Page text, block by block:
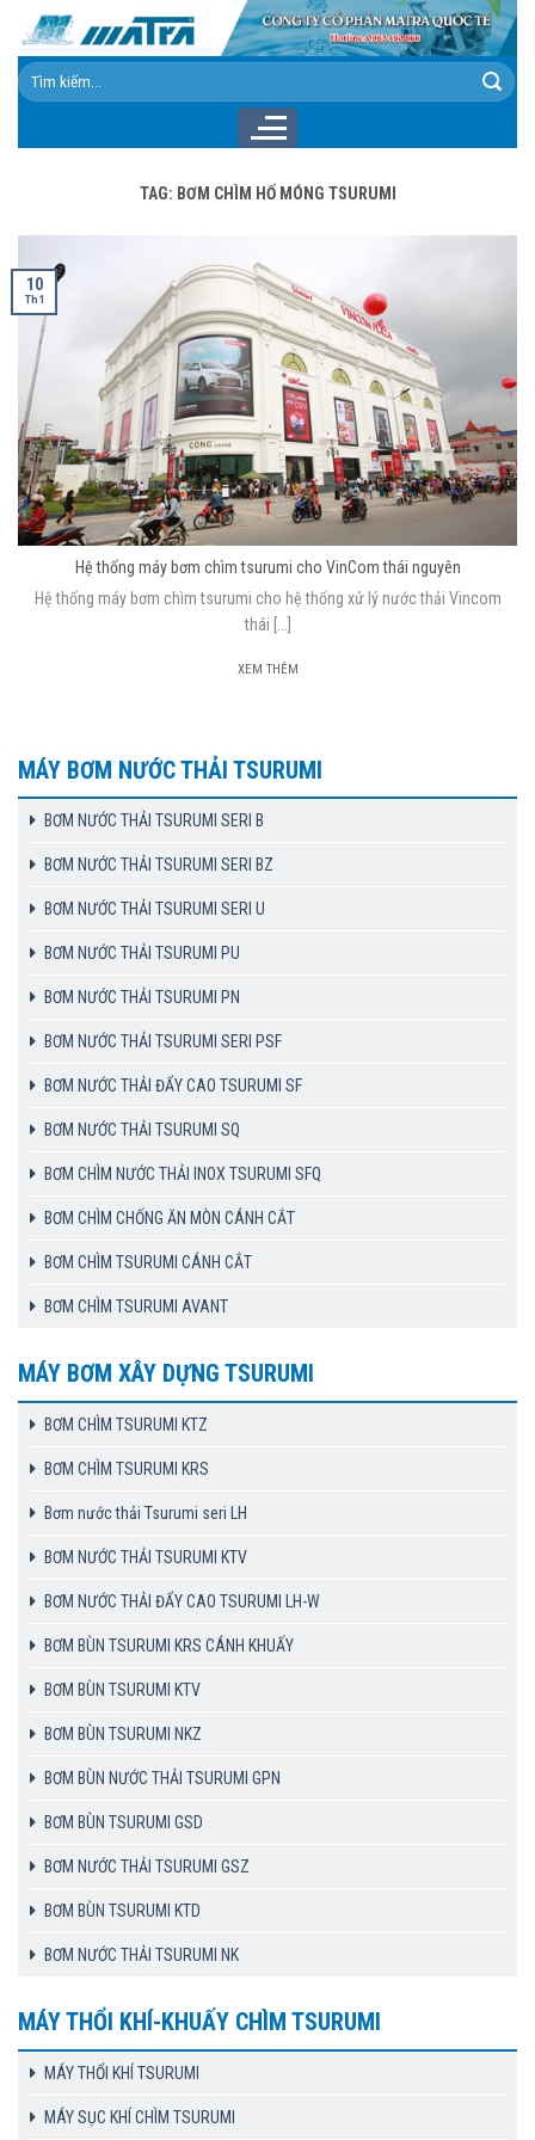
content
Tìm
kiếm:
TAG: BƠM CHÌM HỐ MÓNG TSURUMI
MÁY BƠM NƯỚC THẢI TSURUMI
BƠM NƯỚC THẢI TSURUMI SERI B
BƠM NƯỚC THẢI TSURUMI SERI BZ
BƠM NƯỚC THẢI TSURUMI SERI U
BƠM NƯỚC THẢI TSURUMI PU
BƠM NƯỚC THẢI TSURUMI PN
BƠM NƯỚC THẢI TSURUMI SERI PSF
BƠM NƯỚC THẢI ĐẨY CAO TSURUMI SF
BƠM NƯỚC THẢI TSURUMI SQ
BƠM CHÌM NƯỚC THẢI INOX TSURUMI SFQ
BƠM CHÌM CHỐNG ĂN MÒN CÁNH CẮT
BƠM CHÌM TSURUMI CÁNH CẮT
BƠM CHÌM TSURUMI AVANT
MÁY BƠM XÂY DỰNG TSURUMI
BƠM CHÌM TSURUMI KTZ
BƠM CHÌM TSURUMI KRS
Bơm nước thải Tsurumi seri LH
BƠM NƯỚC THẢI TSURUMI KTV
BƠM NƯỚC THẢI ĐẨY CAO TSURUMI LH-W
BƠM BÙN TSURUMI KRS CÁNH KHUẤY
BƠM BÙN TSURUMI KTV
BƠM BÙN TSURUMI NKZ
BƠM BÙN NƯỚC THẢI TSURUMI GPN
BƠM BÙN TSURUMI GSD
BƠM NƯỚC THẢI TSURUMI GSZ
BƠM BÙN TSURUMI KTD
BƠM NƯỚC THẢI TSURUMI NK
MÁY THỔI KHÍ-KHUẤY CHÌM TSURUMI
MÁY THỔI KHÍ TSURUMI
MÁY SỤC KHÍ CHÌM TSURUMI
Hệ thống máy bơm chìm tsurumi cho VinCom thái nguyên
Hệ thống máy bơm chìm tsurumi cho hệ thống xử lý nước thải Vincom
thái [...]
XEM THÊM
10
Th1